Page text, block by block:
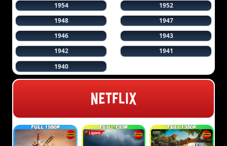
1954
1952
1948
1947
1946
1943
1942
1941
1940